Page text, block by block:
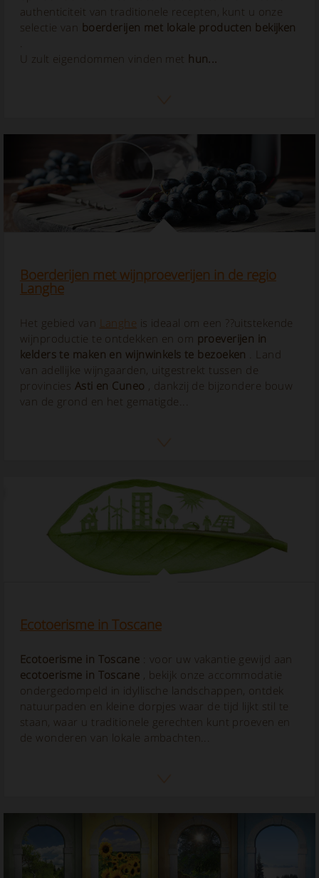
authenticiteit van traditionele recepten, kunt u onze
selectie van boerderijen met lokale producten bekijken
.
U zult eigendommen vinden met hun...
Boerderijen met wijnproeverijen in de regio
Langhe
Het gebied van Langhe is ideaal om een ??uitstekende
wijnproductie te ontdekken en om proeverijen in
kelders te maken en wijnwinkels te bezoeken . Land
van adellijke wijngaarden, uitgestrekt tussen de
provincies Asti en Cuneo , dankzij de bijzondere bouw
van de grond en het gematigde...
Ecotoerisme in Toscane
Ecotoerisme in Toscane : voor uw vakantie gewijd aan
ecotoerisme in Toscane , bekijk onze accommodatie
ondergedompeld in idyllische landschappen, ontdek
natuurpaden en kleine dorpjes waar de tijd lijkt stil te
staan, waar u traditionele gerechten kunt proeven en
de wonderen van lokale ambachten...